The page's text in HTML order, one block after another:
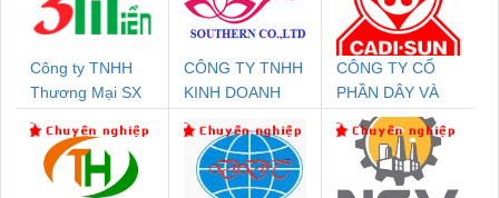
Công ty TNHH
Thương Mại SX
CÔNG TY TNHH
KINH DOANH
PHƯƠNG NAM
CÔNG TY CỔ
PHẦN DÂY VÀ
CÁP ĐIỆN
THƯỢNG ĐÌNH